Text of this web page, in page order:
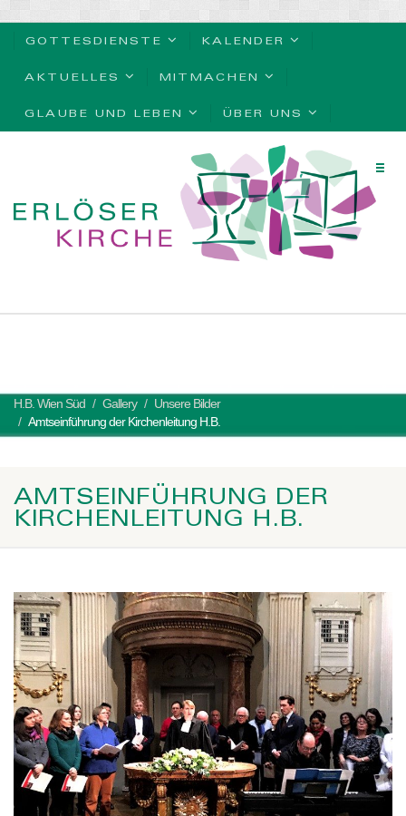
GOTTESDIENSTE KALENDER
AKTUELLES MITMACHEN
GLAUBE UND LEBEN ÜBER UNS
H.B. Wien Süd Gallery
Unsere Bilder
Amtseinführung der Kirchenleitung H.B.
AMTSEINFÜHRUNG DER
KIRCHENLEITUNG H.B.